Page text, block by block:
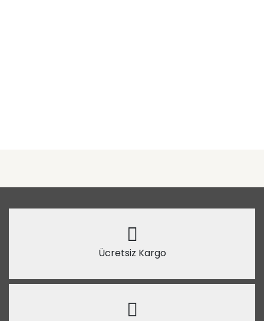
Ücretsiz Kargo